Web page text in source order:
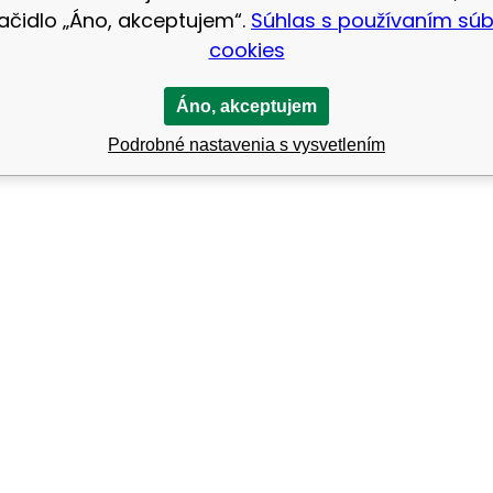
„Áno, akceptujem“. Súhlas s používaním
cookies
Áno, akceptujem
Podrobné nastavenia s vysvetlením